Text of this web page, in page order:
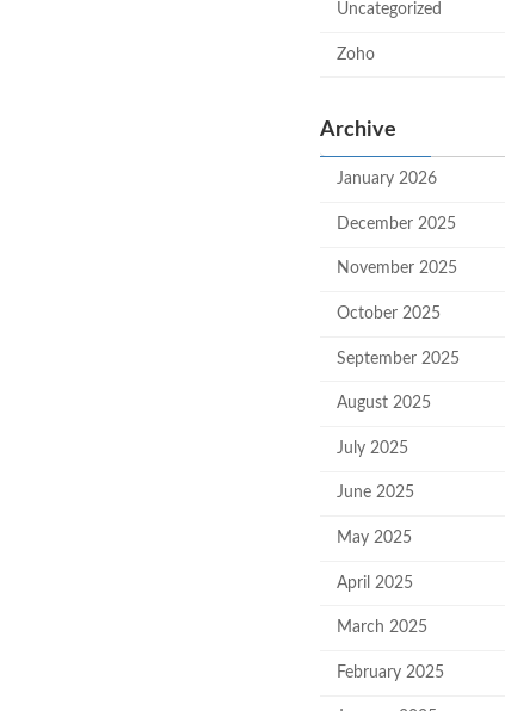
Uncategorized
Zoho
Archive
January 2026
December 2025
November 2025
October 2025
September 2025
August 2025
July 2025
June 2025
May 2025
April 2025
March 2025
February 2025